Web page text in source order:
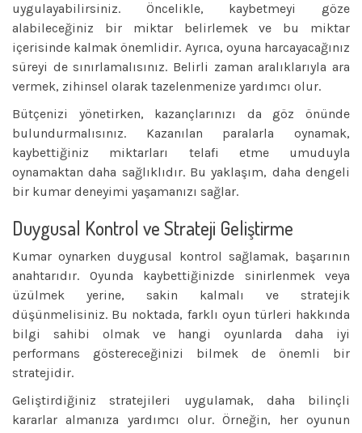
uygulayabilirsiniz. Öncelikle, kaybetmeyi göze
alabileceğiniz bir miktar belirlemek ve bu miktar
içerisinde kalmak önemlidir. Ayrıca, oyuna harcayacağınız
süreyi de sınırlamalısınız. Belirli zaman aralıklarıyla ara
vermek, zihinsel olarak tazelenmenize yardımcı olur.
Bütçenizi yönetirken, kazançlarınızı da göz önünde
bulundurmalısınız. Kazanılan paralarla oynamak,
kaybettiğiniz miktarları telafi etme umuduyla
oynamaktan daha sağlıklıdır. Bu yaklaşım, daha dengeli
bir kumar deneyimi yaşamanızı sağlar.
Duygusal Kontrol ve Strateji Geliştirme
Kumar oynarken duygusal kontrol sağlamak, başarının
anahtarıdır. Oyunda kaybettiğinizde sinirlenmek veya
üzülmek yerine, sakin kalmalı ve stratejik
düşünmelisiniz. Bu noktada, farklı oyun türleri hakkında
bilgi sahibi olmak ve hangi oyunlarda daha iyi
performans göstereceğinizi bilmek de önemli bir
stratejidir.
Geliştirdiğiniz stratejileri uygulamak, daha bilinçli
kararlar almanıza yardımcı olur. Örneğin, her oyunun